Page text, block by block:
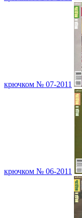
крючком № 07-2011
крючком № 06-2011